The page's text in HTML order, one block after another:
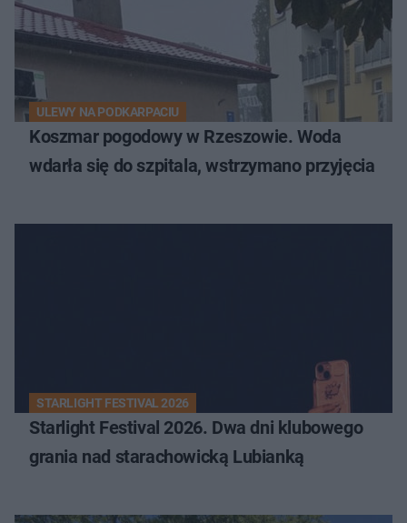
ULEWY NA PODKARPACIU
Koszmar pogodowy w Rzeszowie. Woda
wdarła się do szpitala, wstrzymano przyjęcia
STARLIGHT FESTIVAL 2026
Starlight Festival 2026. Dwa dni klubowego
grania nad starachowicką Lubianką